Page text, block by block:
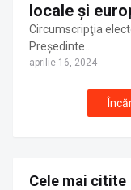
locale și
Circumscripţia
Președinte…
aprilie 16, 2024
Cele mai citite